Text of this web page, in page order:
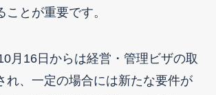
とが重要です。
月16日からは経営・管理ビザの取
れ、一定の場合には新たな要件が